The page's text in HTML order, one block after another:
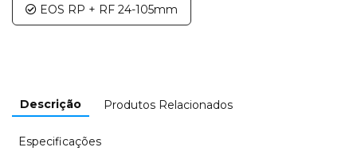
EOS RP + RF 24-105mm
Descrição Produtos Relacionados
Especificações